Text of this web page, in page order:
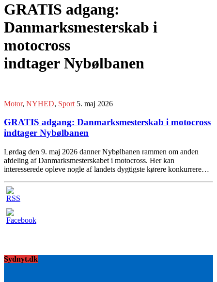
GRATIS adgang:
Danmarksmesterskab i
motocross
indtager Nybølbanen
Motor, NYHED, Sport 5. maj 2026
GRATIS adgang: Danmarksmesterskab i motocross
indtager Nybølbanen
Lørdag den 9. maj 2026 danner Nybølbanen rammen om anden
afdeling af Danmarksmesterskabet i motocross. Her kan
interesserede opleve nogle af landets dygtigste kørere konkurrere…
Sydnyt.dk